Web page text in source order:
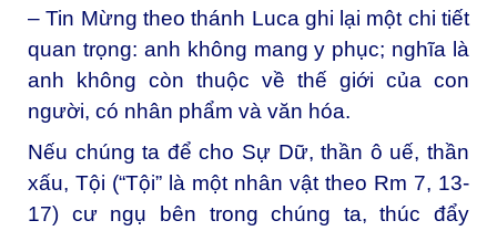
– Tin Mừng theo thánh Luca ghi lại một chi tiết
quan trọng: anh không mang y phục; nghĩa là
anh không còn thuộc về thế giới của con
người, có nhân phẩm và văn hóa.
Nếu chúng ta để cho Sự Dữ, thần ô uế, thần
xấu, Tội (“Tội” là một nhân vật theo Rm 7, 13-
17) cư ngụ bên trong chúng ta, thúc đẩy